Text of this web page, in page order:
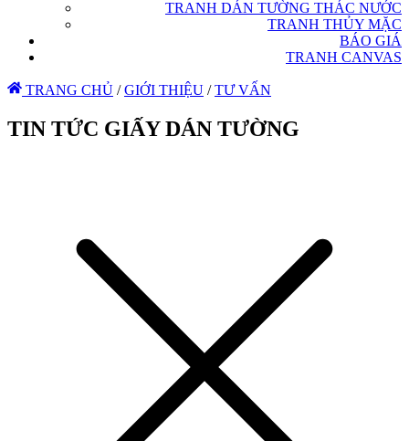
TRANH DÁN TƯỜNG THÁC NƯỚC
TRANH THỦY MẶC
BÁO GIÁ
TRANH CANVAS
TRANG CHỦ / GIỚI THIỆU / TƯ VẤN
TIN TỨC GIẤY DÁN TƯỜNG